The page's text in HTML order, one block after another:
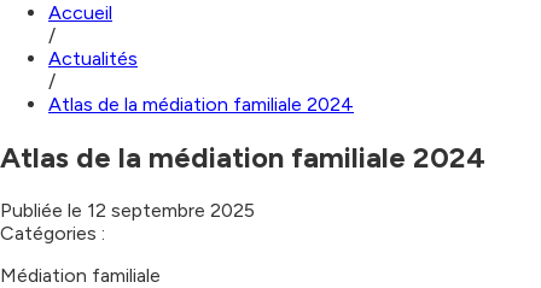
Accueil
/
Actualités
/
Atlas de la médiation familiale 2024
Atlas de la médiation familiale 2024
Publiée le 12 septembre 2025
Catégories :
Médiation familiale